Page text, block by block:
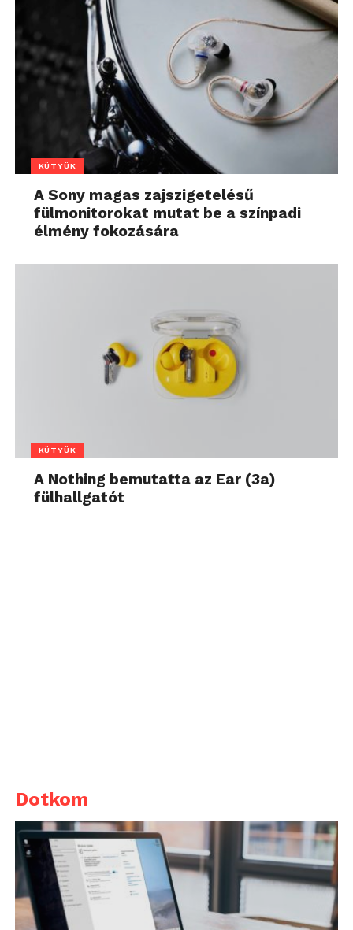
KÜTYÜK
A Sony magas zajszigetelésű
fülmonitorokat mutat be a színpadi
élmény fokozására
KÜTYÜK
A Nothing bemutatta az Ear (3a)
fülhallgatót
Dotkom